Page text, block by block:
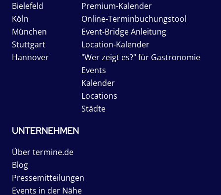
Bielefeld
Köln
München
Stuttgart
Hannover
Premium-Kalender
Online-Terminbuchungstool
Event-Bridge Anleitung
Location-Kalender
"Wer zeigt es?" für Gastronomie
Events
Kalender
Locations
Städte
UNTERNEHMEN
Über termine.de
Blog
Pressemitteilungen
Events in der Nähe